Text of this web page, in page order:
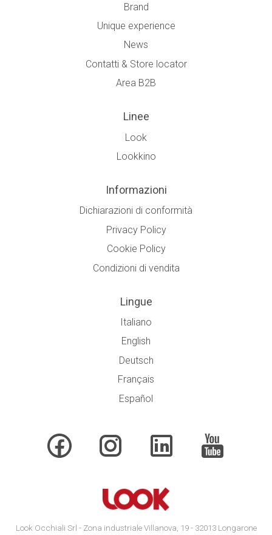
Brand
Unique experience
News
Contatti & Store locator
Area B2B
Linee
Look
Lookkino
Informazioni
Dichiarazioni di conformità
Privacy Policy
Cookie Policy
Condizioni di vendita
Lingue
Italiano
English
Deutsch
Français
Español
Look Occhiali Srl - Zona industriale Villanova, 19 - 32013 Longarone